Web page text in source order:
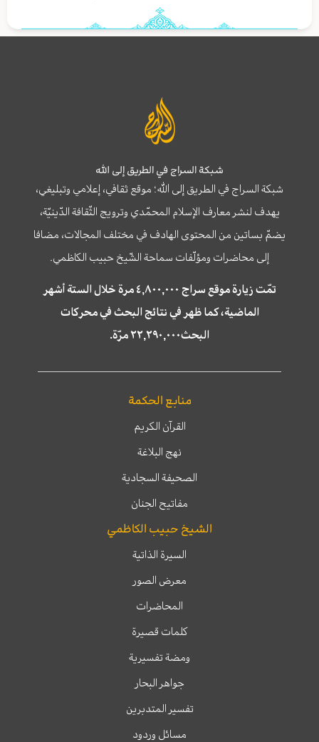
شبكة السراج في الطريق إلى الله
شبكة السراج في الطريق إلى الله؛ موقع ثقافي، إعلامي وتبليغي،
يهدف لنشر معارف الإسلام المحمّدي وترويج الثّقافة الدّينيّة،
يضمّ بساتين من المحتوى الهادف في مختلف المجالات، مضافا
إلى محاضرات ومؤلّفات سماحة الشّيخ حبيب الكاظمي.
تمّت زيارة موقع سراج ٤,٨٠٠,٠٠٠ مرة خلال الستة أشهر
الماضية، كما ظهر في نتائج البحث في محركات
البحث٢٢,٢٩٠,٠٠٠ مرّة.
منابع الحكمة
القرآن الكريم
نهج البلاغة
الصحيفة السجادية
مفاتيح الجنان
الشيخ حبيب الكاظمي
السيرة الذاتية
معرض الصور
المحاضرات
كلمات قصيرة
ومضة تفسيرية
جواهر البحار
تفسير المتدبرين
مسائل وردود